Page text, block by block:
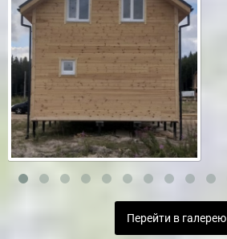
Перейти в галерею